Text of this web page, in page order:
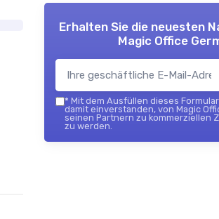
Erhalten Sie die neuesten
Magic Office
* Mit dem Ausfüllen dieses
damit einverstanden, von Magic
seinen Partnern zu kommerziellen
zu werden.